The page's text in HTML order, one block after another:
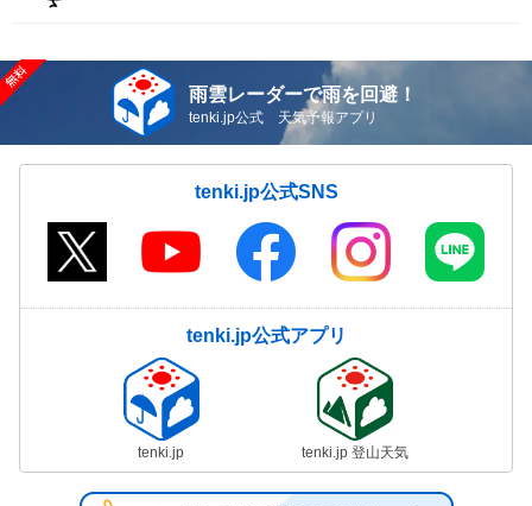
雨雲レーダーで雨を回避！
tenki.jp公式 天気予報アプリ
tenki.jp公式SNS
tenki.jp公式アプリ
tenki.jp tenki.jp 登山天気